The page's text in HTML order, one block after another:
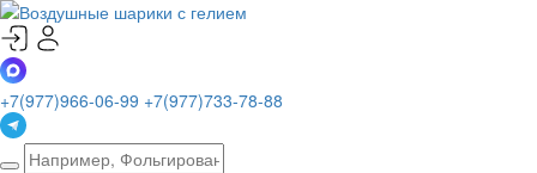
+7(977)966-06-99 +7(977)733-78-88